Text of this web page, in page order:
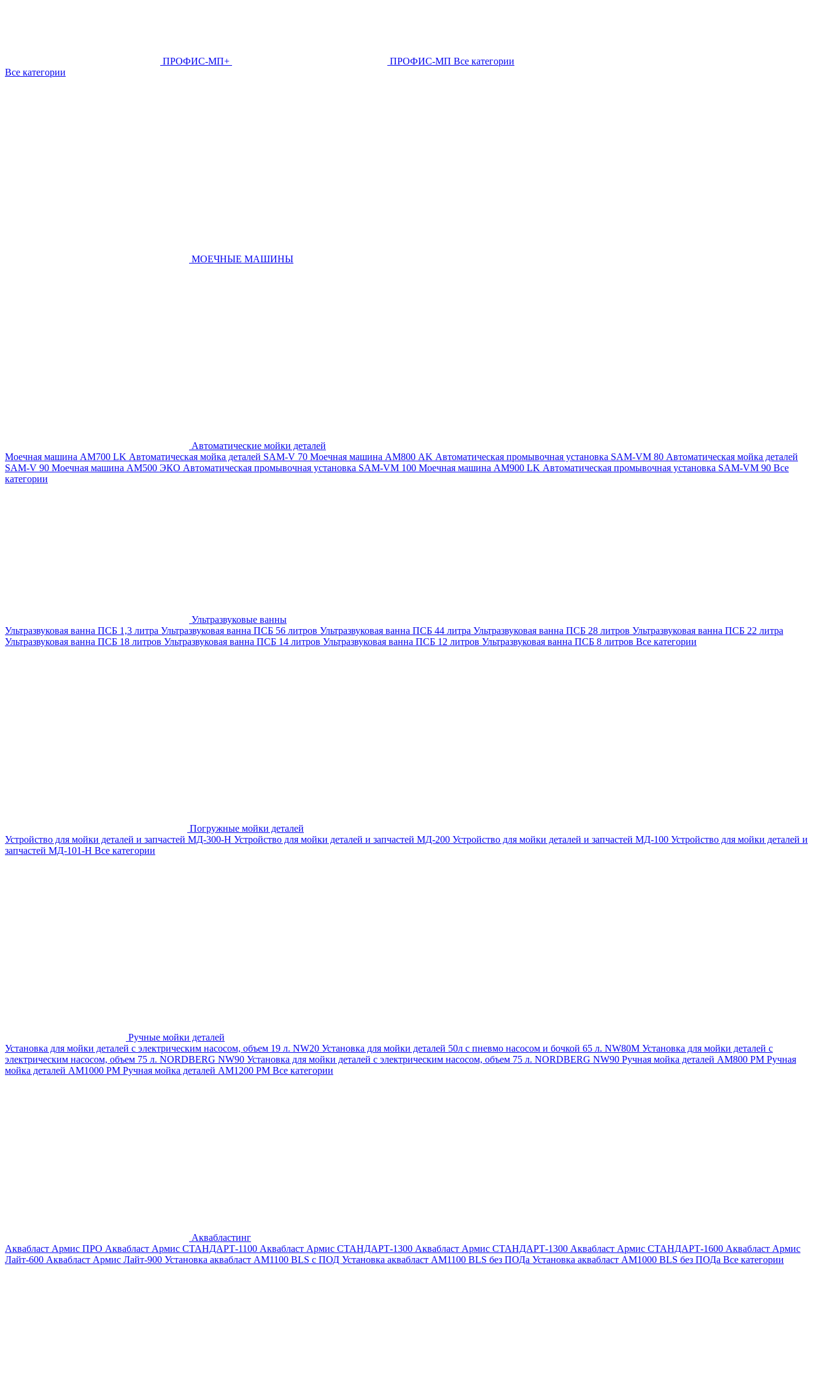
ПРОФИС-МП+ ПРОФИС-МП Все категории
Все категории
МОЕЧНЫЕ МАШИНЫ
Автоматические мойки деталей
Моечная машина AM700 LK Автоматическая мойка деталей SAM-V 70 Моечная машина АМ800 AK Автоматическая промывочная установка SAM-VM 80 Автоматическая мойка деталей
SAM-V 90 Моечная машина АМ500 ЭКО Автоматическая промывочная установка SAM-VM 100 Моечная машина AM900 LK Автоматическая промывочная установка SAM-VM 90 Все
категории
Ультразвуковые ванны
Ультразвуковая ванна ПСБ 1,3 литра Ультразвуковая ванна ПСБ 56 литров Ультразвуковая ванна ПСБ 44 литра Ультразвуковая ванна ПСБ 28 литров Ультразвуковая ванна ПСБ 22 литра
Ультразвуковая ванна ПСБ 18 литров Ультразвуковая ванна ПСБ 14 литров Ультразвуковая ванна ПСБ 12 литров Ультразвуковая ванна ПСБ 8 литров Все категории
Погружные мойки деталей
Устройство для мойки деталей и запчастей МД-300-H Устройство для мойки деталей и запчастей МД-200 Устройство для мойки деталей и запчастей МД-100 Устройство для мойки деталей и
запчастей МД-101-Н Все категории
Ручные мойки деталей
Установка для мойки деталей с электрическим насосом, объем 19 л. NW20 Установка для мойки деталей 50л с пневмо насосом и бочкой 65 л. NW80M Установка для мойки деталей с
электрическим насосом, объем 75 л. NORDBERG NW90 Установка для мойки деталей с электрическим насосом, объем 75 л. NORDBERG NW90 Ручная мойка деталей АМ800 РМ Ручная
мойка деталей АМ1000 РМ Ручная мойка деталей АМ1200 РМ Все категории
Аквабластинг
Аквабласт Армис ПРО Аквабласт Армис СТАНДАРТ-1100 Аквабласт Армис СТАНДАРТ-1300 Аквабласт Армис СТАНДАРТ-1300 Аквабласт Армис СТАНДАРТ-1600 Аквабласт Армис
Лайт-600 Аквабласт Армис Лайт-900 Установка аквабласт AM1100 BLS с ПОД Установка аквабласт AM1100 BLS без ПОДа Установка аквабласт AM1000 BLS без ПОДа Все категории